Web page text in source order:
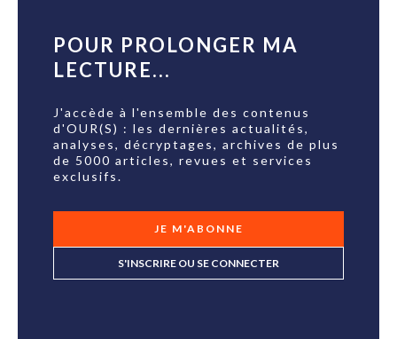
POUR PROLONGER MA
LECTURE...
J'accède à l'ensemble des contenus
d'OUR(S) : les dernières actualités,
analyses, décryptages, archives de plus
de 5000 articles, revues et services
exclusifs.
JE M'ABONNE
S'INSCRIRE OU SE CONNECTER